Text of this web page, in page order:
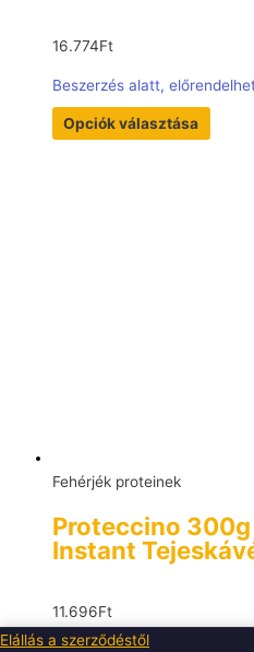
16.774Ft
Beszerzés alatt,
Opciók választása
Fehérjék proteinek
Proteccino
Instant
11.696Ft
Elállás a szerződéstől